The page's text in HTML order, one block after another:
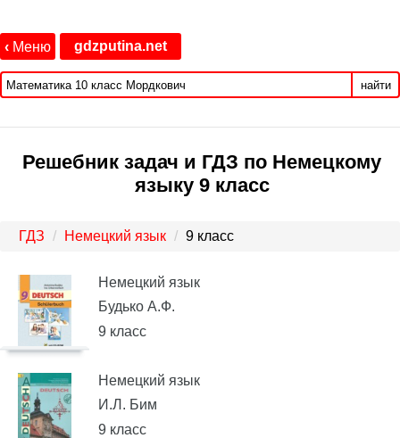
‹ Меню gdzputina.net
найти
Решебник задач и ГДЗ по Немецкому
языку 9 класс
ГДЗ Немецкий язык 9 класс
Немецкий язык
Будько А.Ф.
9 класс
Немецкий язык
И.Л. Бим
9 класс